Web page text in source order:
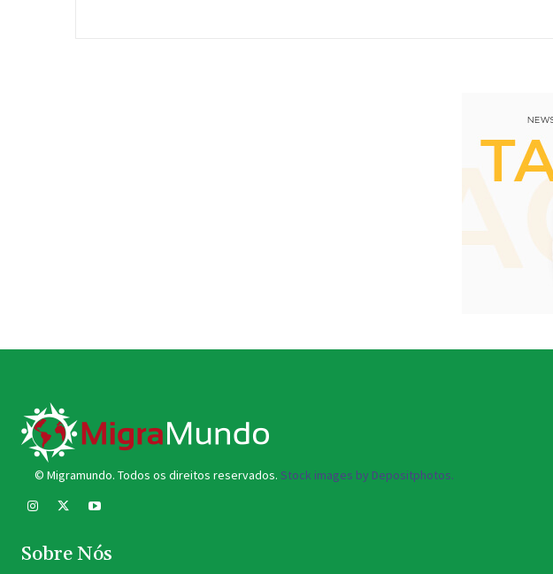
© Migramundo. Todos os direitos reservados. Stock images by Depositphotos.
Sobre Nós